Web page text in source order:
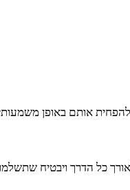
אותם באופן
כל הדרך ויבטיח